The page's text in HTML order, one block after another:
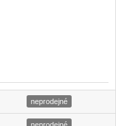
03:49
neprodejné